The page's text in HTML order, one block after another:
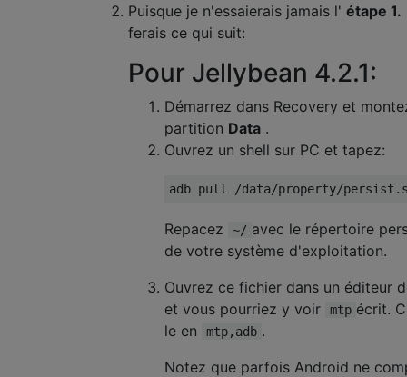
Puisque je n'essaierais jamais l' étape 1.
ferais ce qui suit:
Pour Jellybean 4.2.1:
Démarrez dans Recovery et
partition Data .
Ouvrez un shell sur PC et tapez:
Repacez ~/ avec le répertoire
de votre système d'exploitation.
Ouvrez ce fichier dans un éditeur
et vous pourriez y voir
mtp écrit.
le en
mtp,adb .
Notez que parfois Android ne